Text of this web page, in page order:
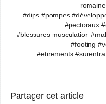
#dips #pompes
#pectoraux
#blessures musculation
#footing
#étirements
Partager cet article